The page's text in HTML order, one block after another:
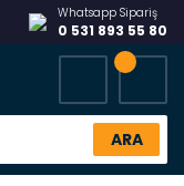
Whatsapp Sipariş
0 531 893 55 80
ARA